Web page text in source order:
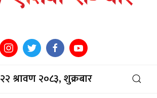
२२ श्रावण २०८३, शुक्रबार